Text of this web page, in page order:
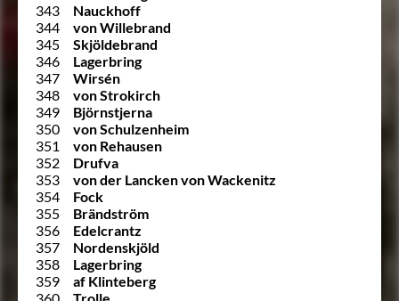
343
Nauckhoff
344
von Willebrand
345
Skjöldebrand
346
Lagerbring
347
Wirsén
348
von Strokirch
349
Björnstjerna
350
von Schulzenheim
351
von Rehausen
352
Drufva
353
von der Lancken von Wackenitz
354
Fock
355
Brändström
356
Edelcrantz
357
Nordenskjöld
358
Lagerbring
359
af Klinteberg